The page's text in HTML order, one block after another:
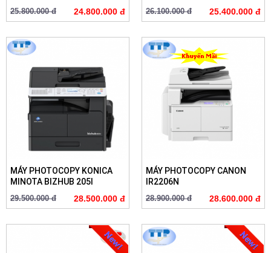
25.800.000 đ 24.800.000 đ 26.100.000 đ 25.400.000 đ
MÁY PHOTOCOPY KONICA
MINOTA BIZHUB 205I
29.500.000 đ 28.500.000 đ
MÁY PHOTOCOPY CANON
IR2206N
28.900.000 đ 28.600.000 đ